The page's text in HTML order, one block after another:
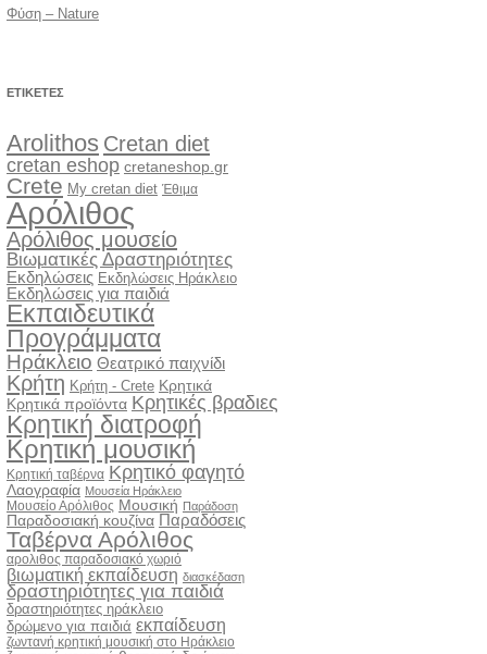
Φύση – Nature
ΕΤΙΚΈΤΕΣ
Arolithos Cretan diet
cretan eshop cretaneshop.gr
Crete My cretan diet Έθιμα
Αρόλιθος
Αρόλιθος μουσείο
Βιωματικές Δραστηριότητες
Εκδηλώσεις Εκδηλώσεις Ηράκλειο
Εκδηλώσεις για παιδιά
Εκπαιδευτικά
Προγράμματα
Ηράκλειο Θεατρικό παιχνίδι
Κρήτη Κρήτη - Crete Κρητικά
Κρητικά προϊόντα Κρητικές βραδιες
Κρητική διατροφή
Κρητική μουσική
Κρητική ταβέρνα Κρητικό φαγητό
Λαογραφία Μουσεία Ηράκλειο
Μουσείο Αρόλιθος Μουσική Παράδοση
Παραδοσιακή κουζίνα Παραδόσεις
Ταβέρνα Αρόλιθος
αρολιθος παραδοσιακό χωριό
βιωματική εκπαίδευση διασκέδαση
δραστηριότητες για παιδιά
δραστηριότητες ηράκλειο
δρώμενο για παιδιά εκπαίδευση
ζωντανή κρητική μουσική στο Ηράκλειο